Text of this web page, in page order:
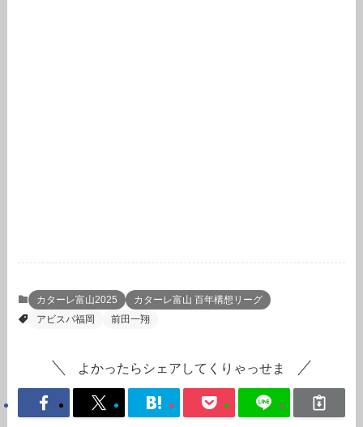
カターレ富山2025
カターレ富山 百年構想リーグ
アビスパ福岡
前田一翔
よかったらシェアしてくりゃっせま